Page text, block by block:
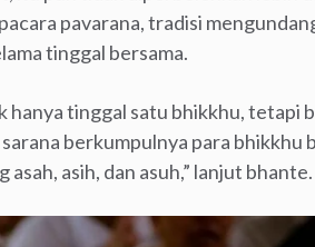
pavarana, tradisi
tinggal bersama.
hanya tinggal satu bhikkhu, tetapi
berkumpulnya para bhikkhu
asih, dan asuh,” lanjut bhante.